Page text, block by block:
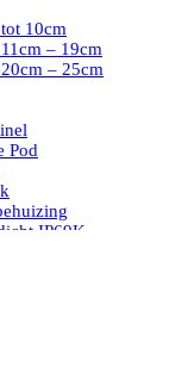
10cm
– 19cm
– 25cm
Pod
IP69K